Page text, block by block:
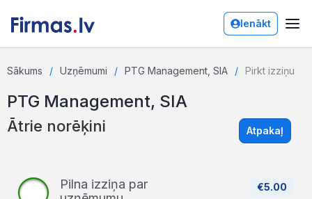
Ienākt
Sākums Uzņēmumi PTG Management, SIA Pirkt izziņu
PTG Management, SIA
Ātrie norēķini Atpakaļ
€5.00
Pilna izziņa par